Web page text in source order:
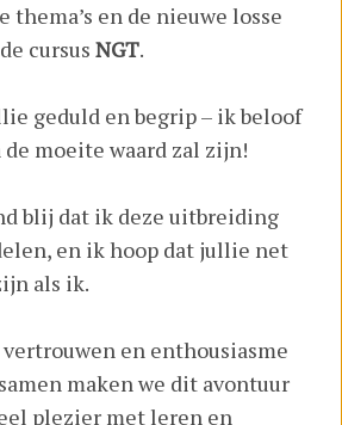
thema’s en de nieuwe losse
cursus NGT.
geduld en begrip – ik beloof
moeite waard zal zijn!
blij dat ik deze uitbreiding
en ik hoop dat jullie net
als ik.
en enthousiasme
maken we dit avontuur
plezier met leren en